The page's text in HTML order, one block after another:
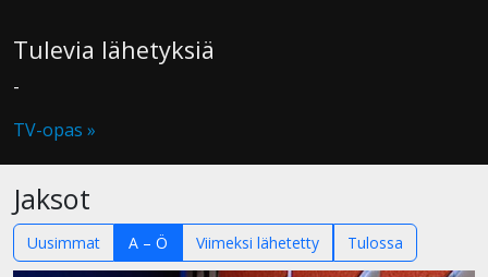
Tulevia lähetyksiä
-
TV-opas »
Jaksot
Uusimmat A – Ö Viimeksi lähetetty Tulossa